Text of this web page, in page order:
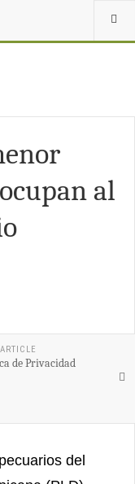
al
de Privacidad
del